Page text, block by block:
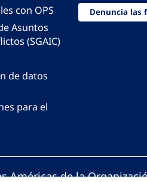
con OPS
Asuntos
(SGAIC)
de datos
para el
Denuncia las
Américas de la